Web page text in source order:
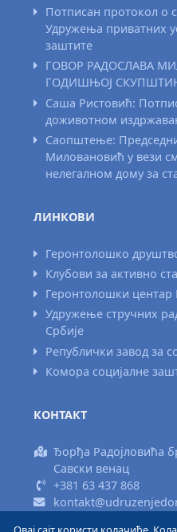
Потписан протокол о
Удружења приватних
заштите
ГОВОР РАДОСЛАВА
ГОДИШЊОЈ
Саша Ристовић:
доживотном
Саопштење:
Миловановић у вези
нелегалном дому за
ЛИНКОВИ
Геронтолошко
Клубови за активно
Геронтолошки центар
Удружење стручних
Србије
Републички завод за
Комора социјалне
КОНТАКТ
Ђорђа Радојловића
Савски венац
+381 63 437 868